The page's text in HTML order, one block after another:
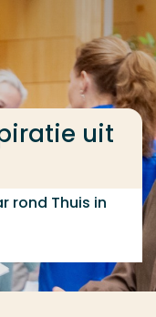
de praktijk
uit
rond Thuis in